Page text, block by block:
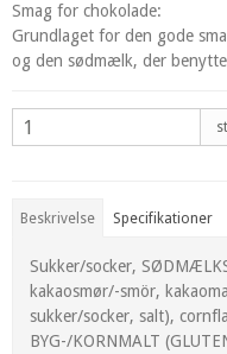
Smag for chokolade:
Grundlaget for den gode
og den sødmælk, der
Beskrivelse Specifikationer
Sukker/socker,
kakaosmør/-smör,
sukker/socker, salt),
BYG-/KORNMALT